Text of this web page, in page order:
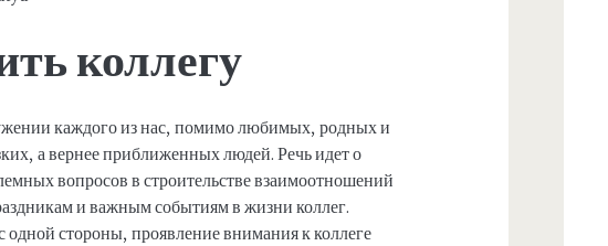
коллегу
каждого из нас, помимо любимых, родных и
а вернее приближенных людей. Речь идет о
вопросов в строительстве взаимоотношений
и важным событиям в жизни коллег.
одной стороны, проявление внимания к коллеге